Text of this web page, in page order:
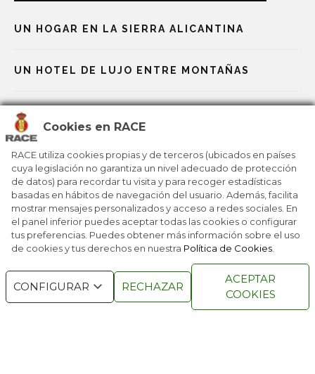
Cookies en RACE
RACE utiliza cookies propias y de terceros (ubicados en países
cuya legislación no garantiza un nivel adecuado de protección
de datos) para recordar tu visita y para recoger estadísticas
basadas en hábitos de navegación del usuario. Además, facilita
mostrar mensajes personalizados y acceso a redes sociales. En
el panel inferior puedes aceptar todas las cookies o configurar
tus preferencias. Puedes obtener más información sobre el uso
de cookies y tus derechos en nuestra Política de Cookies
CONFIGURAR RECHAZAR
ACEPTAR
COOKIES
UN HOGAR EN LA SIERRA ALICANTINA
UN HOTEL DE LUJO ENTRE MONTAÑAS
DORMIR ENTRE NIDOS DE CIGÜEÑAS
LOS COCHES TIENEN SU PARTICULAR ‘SPA’
UN HOTEL PARA DEJAR LA MENTE EN BLANCO
TODOS LOS DERECHOS
RESERVADOS